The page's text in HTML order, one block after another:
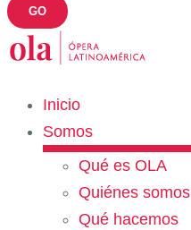
Inicio
Somos
Qué es OLA
Quiénes somos
Qué hacemos